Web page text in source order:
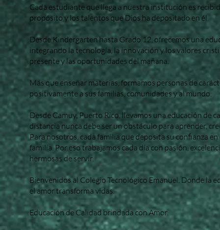
Cada estudiante que llega a nuestra institución es
propósito y los talentos que Dios ha depositado en él.
Desde Kindergarten hasta Grado 12, ofrecemos una
integrando la tecnología, la innovación y los valores
presente y las oportunidades del mañana.
Más que enseñar materias, formamos personas de
positivamente a sus familias, comunidades y al mundo.
Desde Camuy, Puerto Rico, llevamos una educación de
distancia nunca debe ser un obstáculo para aprender,
Para nosotros, cada familia que deposita su confianza
familia. Por eso trabajamos cada día con pasión,
hermosas de servir.
Bienvenidos al Colegio Tecnológico Emanuel. Donde la
el amor transforma vidas.
Educación de Calidad brindada con Amor.